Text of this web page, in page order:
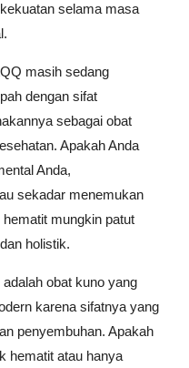
selama masa
masih sedang
dengan sifat
sebagai obat
Apakah Anda
Anda,
sekadar menemukan
mungkin patut
holistik.
obat kuno yang
karena sifatnya yang
penyembuhan. Apakah
hematit atau hanya